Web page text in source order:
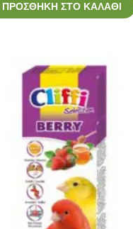
ΠΡΟΣΘΉΚΗ ΣΤΟ ΚΑΛΆΘΙ